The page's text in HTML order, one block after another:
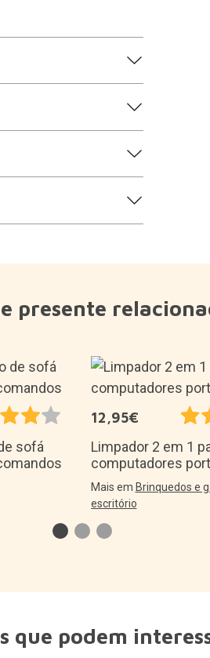
presente
sofá
12,95€
Limpador 2 em 1
computadores
Mais em Brinquedos e
escritório
que podem